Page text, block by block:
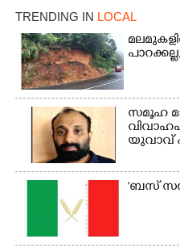
TRENDING IN LOCAL
സമൂഹ
യുവാവ്
'ബസ്